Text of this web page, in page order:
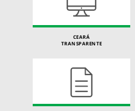
CEARÁ
TRANSPARENTE